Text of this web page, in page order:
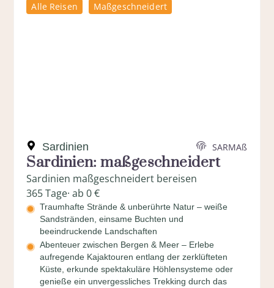
Alle Reisen Maßgeschneidert
Sardinien SARMAß
Sardinien: maßgeschneidert
Sardinien maßgeschneidert bereisen
365 Tage· ab 0 €
Traumhafte Strände & unberührte Natur – weiße
Sandstränden, einsame Buchten und
beeindruckende Landschaften
Abenteuer zwischen Bergen & Meer – Erlebe
aufregende Kajaktouren entlang der zerklüfteten
Küste, erkunde spektakuläre Höhlensysteme oder
genieße ein unvergessliches Trekking durch das